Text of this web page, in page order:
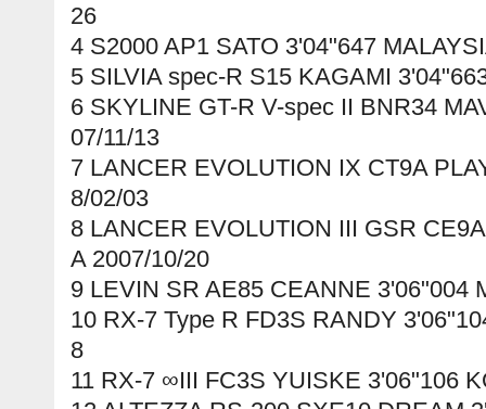
26
4 S2000 AP1 SATO 3'04"647
5 SILVIA spec-R S15 KAGAMI
6 SKYLINE GT-R V-spec II BNR34
07/11/13
7 LANCER EVOLUTION IX CT9A
8/02/03
8 LANCER EVOLUTION III GSR
A 2007/10/20
9 LEVIN SR AE85 CEANNE 3'06"004
10 RX-7 Type R FD3S RANDY
8
11 RX-7 ∞III FC3S YUISKE 3'06"106